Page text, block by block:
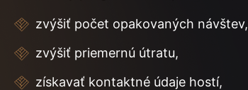
zvýšiť počet opakovaných návštev,
zvýšiť priemernú útratu,
získavať kontaktné údaje hostí,